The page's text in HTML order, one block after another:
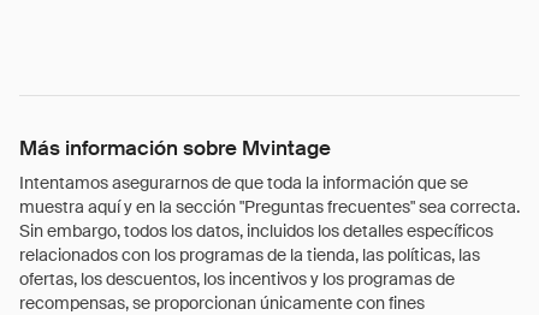
Más información sobre Mvintage
Intentamos asegurarnos de que toda la información que se
muestra aquí y en la sección "Preguntas frecuentes" sea correcta.
Sin embargo, todos los datos, incluidos los detalles específicos
relacionados con los programas de la tienda, las políticas, las
ofertas, los descuentos, los incentivos y los programas de
recompensas, se proporcionan únicamente con fines